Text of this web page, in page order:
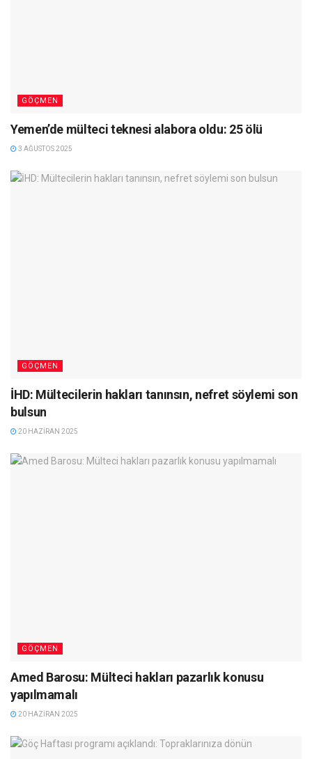
GÖÇMEN
Yemen’de mülteci teknesi alabora oldu: 25 ölü
3 AĞUSTOS 2025
GÖÇMEN
İHD: Mültecilerin hakları tanınsın, nefret söylemi son
bulsun
20 HAZIRAN 2025
GÖÇMEN
Amed Barosu: Mülteci hakları pazarlık konusu
yapılmamalı
20 HAZIRAN 2025